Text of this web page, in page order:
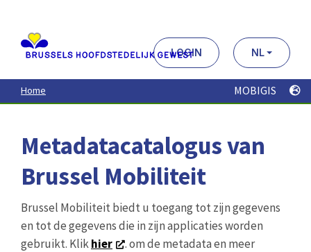
contenu
principal
LOGIN NL
Home MOBIGIS
Metadatacatalogus van
Brussel Mobiliteit
Brussel Mobiliteit biedt u toegang tot zijn gegevens
en tot de gegevens die in zijn applicaties worden
gebruikt. Klikhier
. om de metadata en meer